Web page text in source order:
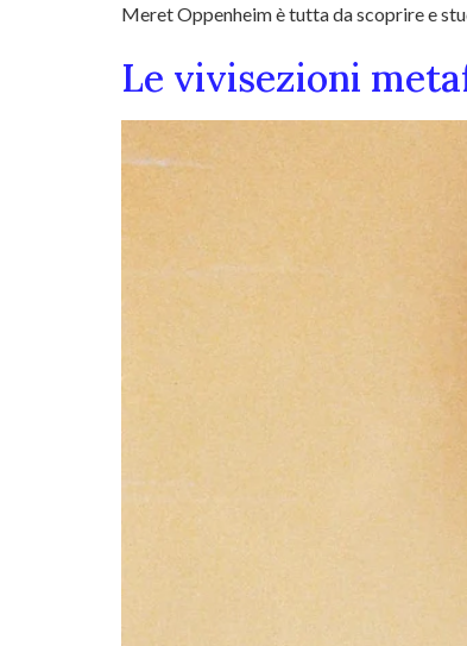
Meret Oppenheim è tutta da scoprire e
Le vivisezioni